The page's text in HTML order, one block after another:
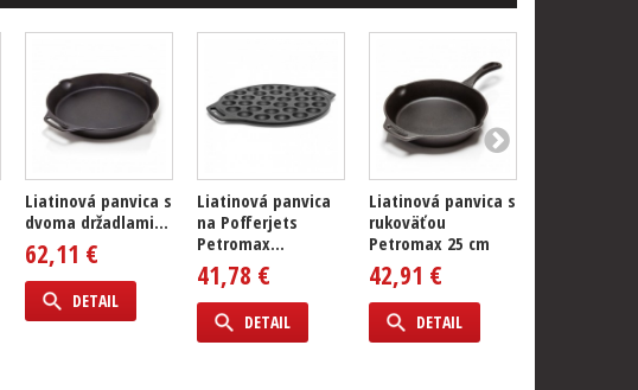
Liatinová panvica s
dvoma držadlami...
62,11 €
DETAIL
Liatinová panvica
na Pofferjets
Petromax...
41,78 €
DETAIL
Liatinová panvica s
rukoväťou
Petromax 25 cm
42,91 €
DETAIL